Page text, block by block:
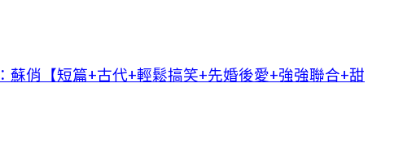
蘇俏【短篇+古代+輕鬆搞笑+先婚後愛+強強聯合+甜